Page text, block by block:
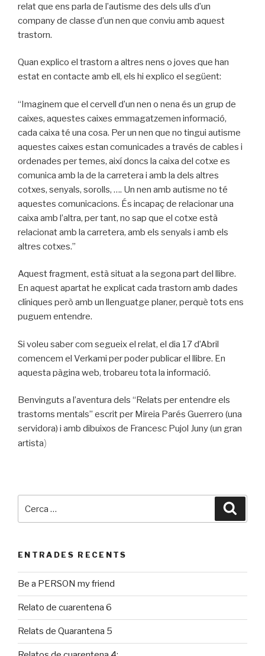
relat que ens parla de l’autisme des dels ulls d’un
company de classe d’un nen que conviu amb aquest
trastorn.
Quan explico el trastorn a altres nens o joves que han
estat en contacte amb ell, els hi explico el següent:
“Imaginem que el cervell d’un nen o nena és un grup de
caixes, aquestes caixes emmagatzemen informació,
cada caixa té una cosa. Per un nen que no tingui autisme
aquestes caixes estan comunicades a través de cables i
ordenades per temes, així doncs la caixa del cotxe es
comunica amb la de la carretera i amb la dels altres
cotxes, senyals, sorolls, …. Un nen amb autisme no té
aquestes comunicacions. És incapaç de relacionar una
caixa amb l’altra, per tant, no sap que el cotxe està
relacionat amb la carretera, amb els senyals i amb els
altres cotxes.”
Aquest fragment, està situat a la segona part del llibre.
En aquest apartat he explicat cada trastorn amb dades
clíniques però amb un llenguatge planer, perquè tots ens
puguem entendre.
Si voleu saber com segueix el relat, el dia 17 d’Abril
comencem el Verkami per poder publicar el llibre. En
aquesta pàgina web, trobareu tota la informació.
Benvinguts a l’aventura dels “Relats per entendre els
trastorns mentals” escrit per Mireia Parés Guerrero (una
servidora) i amb dibuixos de Francesc Pujol Juny (un gran
artista)
ENTRADES RECENTS
Be a PERSON my friend
Relato de cuarentena 6
Relats de Quarantena 5